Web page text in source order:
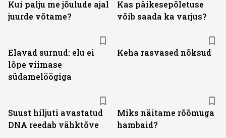
Kui palju me jõulude ajal
juurde võtame?
Kas päikesepõletuse
võib saada ka varjus?
Elavad surnud: elu ei
lõpe viimase
südamelöögiga
Keha rasvased nõksud
Suust hiljuti avastatud
DNA reedab vähktõve
Miks näitame rõõmuga
hambaid?